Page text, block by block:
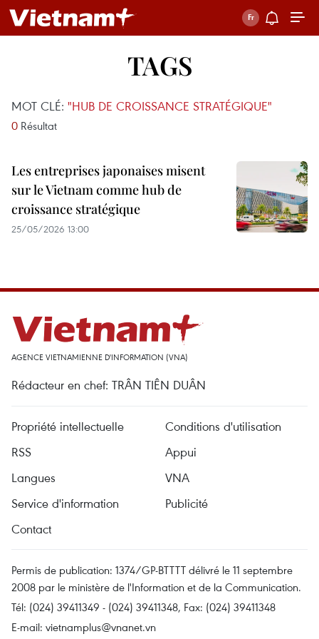
TAGS
MOT CLÉ: "HUB DE CROISSANCE STRATÉGIQUE"
0 Résultat
Les entreprises japonaises misent
sur le Vietnam comme hub de
croissance stratégique
25/05/2026 13:00
AGENCE VIETNAMIENNE D'INFORMATION (VNA)
Rédacteur en chef: TRÂN TIÊN DUÂN
Propriété intellectuelle
Conditions d'utilisation
RSS
Appui
Langues
VNA
Service d'information
Publicité
Contact
Permis de publication: 1374/GP-BTTTT délivré le 11 septembre
2008 par le ministère de l'Information et de la Communication.
Tél: (024) 39411349 - (024) 39411348, Fax: (024) 39411348
E-mail: vietnamplus@vnanet.vn